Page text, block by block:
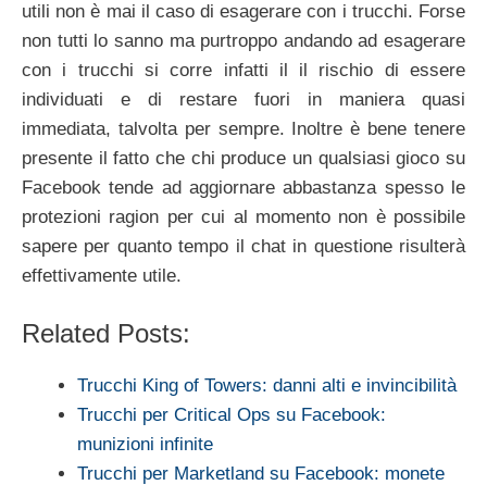
utili non è mai il caso di esagerare con i trucchi. Forse
non tutti lo sanno ma purtroppo andando ad esagerare
con i trucchi si corre infatti il il rischio di essere
individuati e di restare fuori in maniera quasi
immediata, talvolta per sempre. Inoltre è bene tenere
presente il fatto che chi produce un qualsiasi gioco su
Facebook tende ad aggiornare abbastanza spesso le
protezioni ragion per cui al momento non è possibile
sapere per quanto tempo il chat in questione risulterà
effettivamente utile.
Related Posts:
Trucchi King of Towers: danni alti e invincibilità
Trucchi per Critical Ops su Facebook:
munizioni infinite
Trucchi per Marketland su Facebook: monete